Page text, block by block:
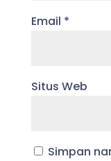
Email *
Situs Web
Simpan